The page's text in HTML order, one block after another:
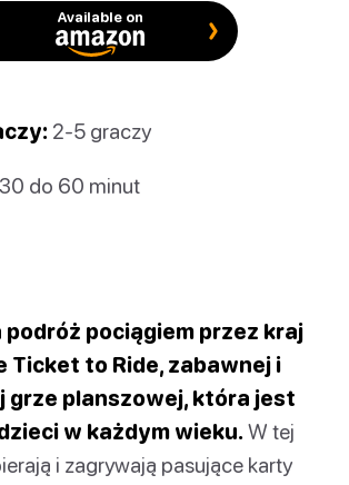
Available on
2-5 graczy
30 do 60 minut
pociągiem przez kraj
Ticket to Ride, zabawnej i
grze planszowej, która jest
w każdym wieku. W tej
i zagrywają pasujące karty